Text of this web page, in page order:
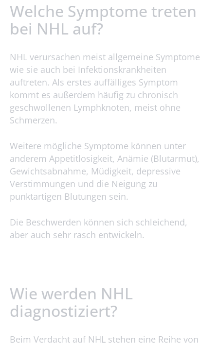
Welche Symptome treten
bei NHL auf?
NHL verursachen meist allgemeine Symptome
wie sie auch bei Infektionskrankheiten
auftreten. Als erstes auffälliges Symptom
kommt es außerdem häufig zu chronisch
geschwollenen Lymphknoten, meist ohne
Schmerzen.
Weitere mögliche Symptome können unter
anderem Appetitlosigkeit, Anämie (Blutarmut),
Gewichtsabnahme, Müdigkeit, depressive
Verstimmungen und die Neigung zu
punktartigen Blutungen sein.
Die Beschwerden können sich schleichend,
aber auch sehr rasch entwickeln.
Wie werden NHL
diagnostiziert?
Beim Verdacht auf NHL stehen eine Reihe von